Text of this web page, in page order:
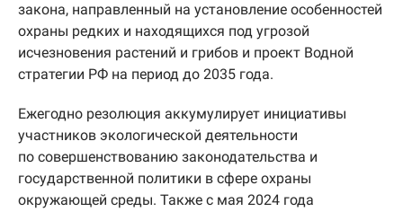
закона, направленный на установление особенностей
охраны редких и находящихся под угрозой
исчезновения растений и грибов и проект Водной
стратегии РФ на период до 2035 года.
Ежегодно резолюция аккумулирует инициативы
участников экологической деятельности
по совершенствованию законодательства и
государственной политики в сфере охраны
окружающей среды. Также с мая 2024 года